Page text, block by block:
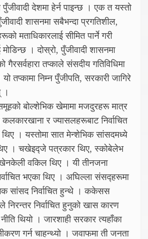
देशमा हेर्न पाइन्छ । एक त यस्तो
शासनमा सबैभन्दा प्रगतिशील,
मताधिकारलाई सीमित पार्ने गरी
मोडिन्छ । दोस्रो, पुँजीवादी शासनमा
गैरसर्वहारा तप्काले संसदीय गतिविधिमा
तप्कामा निम्न पुँजीपति, सरकारी जागिरे
।
बोल्शेभिक खेमामा मजदुरहरू मात्र
र ज्यासलहरूबाट निर्वाचित
। यस्तोमा सात मेन्शेभिक सांसदमध्ये
थिए । चखेइद्जे पत्रकार थिए, स्कोबेलेभ
वकिल थिए । यी तीनजना
भएका थिए । अघिल्ला संसद्हरूमा
सांसद निर्वाचित हुन्थे । ककेसस
निरन्तर निर्वाचित हुनुको खास कारण
थियो । जारशाही सरकार त्यहाँका
गर्न चाहन्थ्यो । जवाफमा ती जनता